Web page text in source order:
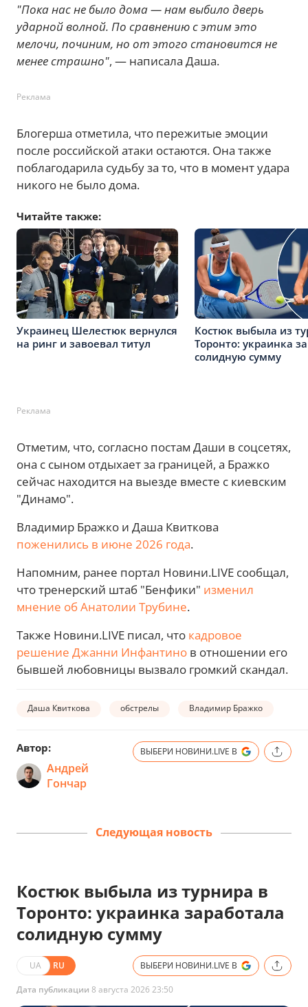
"Пока нас не было дома — нам выбило дверь
ударной волной. По сравнению с этим это
мелочи, починим, но от этого становится не
менее страшно", — написала Даша.
Реклама
Блогерша отметила, что пережитые эмоции
после российской атаки остаются. Она также
поблагодарила судьбу за то, что в момент удара
никого не было дома.
Читайте также:
Украинец Шелестюк вернулся
на ринг и завоевал титул
Костюк выбыла из
Торонто: украинка
солидную сумму
Реклама
Отметим, что, согласно постам Даши в соцсетях,
она с сыном отдыхает за границей, а Бражко
сейчас находится на выезде вместе с киевским
"Динамо".
Владимир Бражко и Даша Квиткова
поженились в июне 2026 года.
Напомним, ранее портал Новини.LIVE сообщал,
что тренерский штаб "Бенфики" изменил
мнение об Анатолии Трубине.
Также Новини.LIVE писал, что кадровое
решение Джанни Инфантино в отношении его
бывшей любовницы вызвало громкий скандал.
Даша Квиткова обстрелы Владимир Бражко
Автор:
Андрей
Гончар
ВЫБЕРИ НОВИНИ.LIVE В
Следующая новость
Костюк выбыла из турнира в
Торонто: украинка заработала
солидную сумму
UA RU ВЫБЕРИ НОВИНИ.LIVE В
Дата публикации 8 августа 2026 23:50